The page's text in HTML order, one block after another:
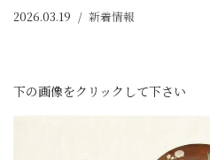
ッ
2026.03.19 新着情報
下の画像をクリックして下さい